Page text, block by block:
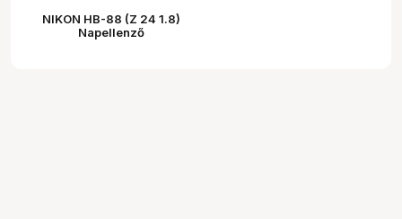
NIKON HB-88 (Z 24 1.8)
Napellenző